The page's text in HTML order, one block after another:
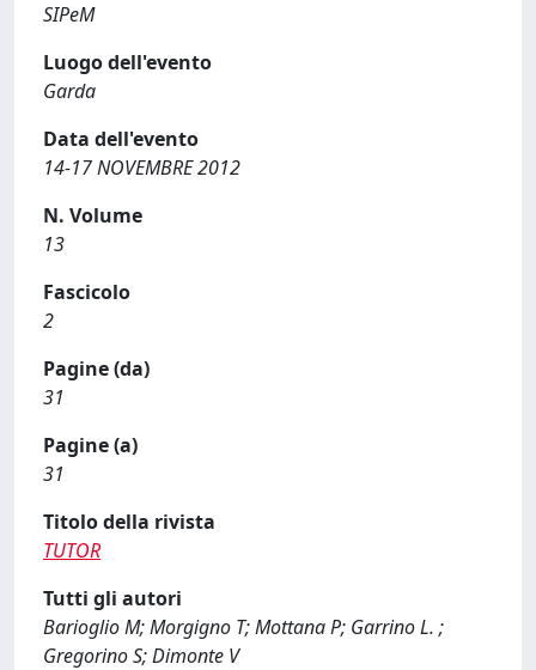
SIPeM
Luogo dell'evento
Garda
Data dell'evento
14-17 NOVEMBRE 2012
N. Volume
13
Fascicolo
2
Pagine (da)
31
Pagine (a)
31
Titolo della rivista
TUTOR
Tutti gli autori
Barioglio M; Morgigno T; Mottana P; Garrino L. ;
Gregorino S; Dimonte V